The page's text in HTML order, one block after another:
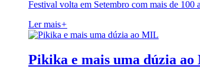
Festival volta em Setembro com mais de 100
Ler mais+
Pikika e mais uma dúzia